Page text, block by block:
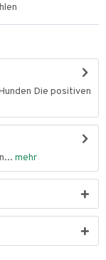
Die positiven
mehr